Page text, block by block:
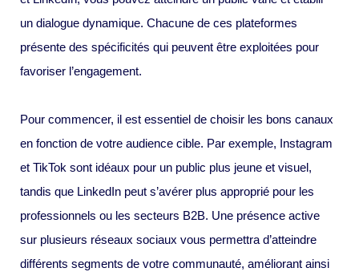
un dialogue dynamique. Chacune de ces plateformes
présente des spécificités qui peuvent être exploitées pour
favoriser l’engagement.
Pour commencer, il est essentiel de choisir les bons canaux
en fonction de votre audience cible. Par exemple, Instagram
et TikTok sont idéaux pour un public plus jeune et visuel,
tandis que LinkedIn peut s’avérer plus approprié pour les
professionnels ou les secteurs B2B. Une présence active
sur plusieurs réseaux sociaux vous permettra d’atteindre
différents segments de votre communauté, améliorant ainsi